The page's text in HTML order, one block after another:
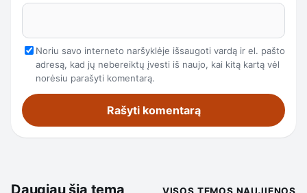
Noriu savo interneto naršyklėje išsaugoti vardą ir el. pašto
adresą, kad jų nebereiktų įvesti iš naujo, kai kitą kartą vėl
norėsiu parašyti komentarą.
Daugiau šia tema